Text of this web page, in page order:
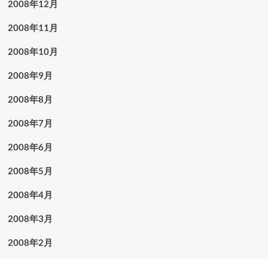
2008年12月
2008年11月
2008年10月
2008年9月
2008年8月
2008年7月
2008年6月
2008年5月
2008年4月
2008年3月
2008年2月